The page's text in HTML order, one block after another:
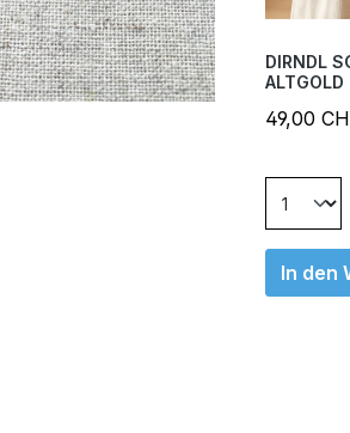
DIRNDL
ALTGOLD
49,00
In den